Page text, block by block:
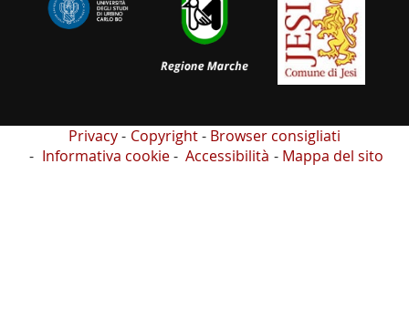
Privacy Copyright
Browser consigliati
Informativa cookie
Accessibilità Mappa del sito